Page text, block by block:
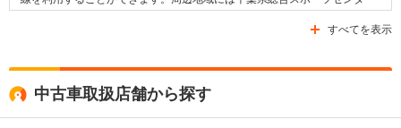
す。そのほか、近隣にある教育施設としては、あやめ台幼稚園や千葉市立
長沼コミュニティセンターがあります。また、この駅の周辺においては国
道16号線などの道路が整備されており、近隣に設置された「スポーツセン
ター駅」停留所から京成バスを利用することが可能です。
すべてを表示
中古車取扱店舗から探す